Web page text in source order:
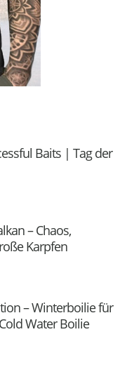
Baits | Tag der
– Chaos,
Karpfen
– Winterboilie für
Water Boilie